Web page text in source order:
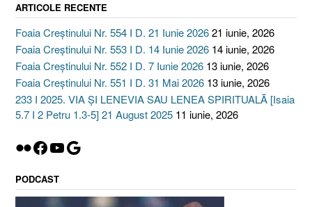
ARTICOLE RECENTE
Foaia Creștinului Nr. 554 I D. 21 Iunie 202621 iunie, 2026
Foaia Creștinului Nr. 553 I D. 14 Iunie 2026 14 iunie, 2026
Foaia Creștinului Nr. 552 I D. 7 Iunie 2026 13 iunie, 2026
Foaia Creștinului Nr. 551 I D. 31 Mai 2026 13 iunie, 2026
233 I 2025. VIA ȘI LENEVIA SAU LENEA SPIRITUALĂ [Isaia
5.7 I 2 Petru 1.3-5] 21 August 2025 11 iunie, 2026
Flickr
Facebook
YouTube
Google
PODCAST